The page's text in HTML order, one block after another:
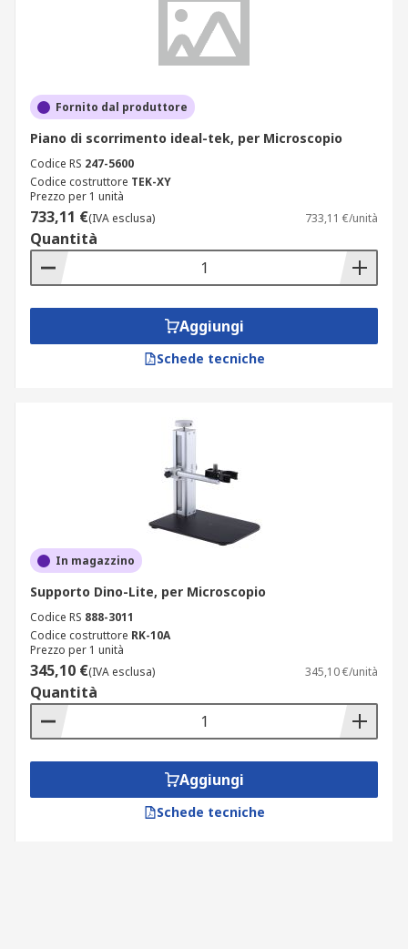
Fornito dal produttore
Piano di scorrimento ideal-tek, per Microscopio
Codice RS 247-5600
Codice costruttore TEK-XY
Prezzo per 1 unità
733,11 €(IVA esclusa) 733,11 €/unità
Quantità
Aggiungi
Schede tecniche
In magazzino
Supporto Dino-Lite, per Microscopio
Codice RS 888-3011
Codice costruttore RK-10A
Prezzo per 1 unità
345,10 €(IVA esclusa) 345,10 €/unità
Quantità
Aggiungi
Schede tecniche